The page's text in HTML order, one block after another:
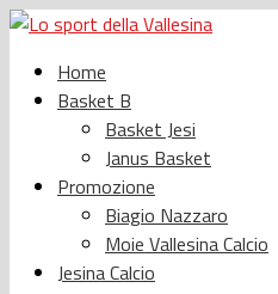
Home
Basket B
Basket Jesi
Janus Basket
Promozione
Biagio Nazzaro
Moie Vallesina Calcio
Jesina Calcio